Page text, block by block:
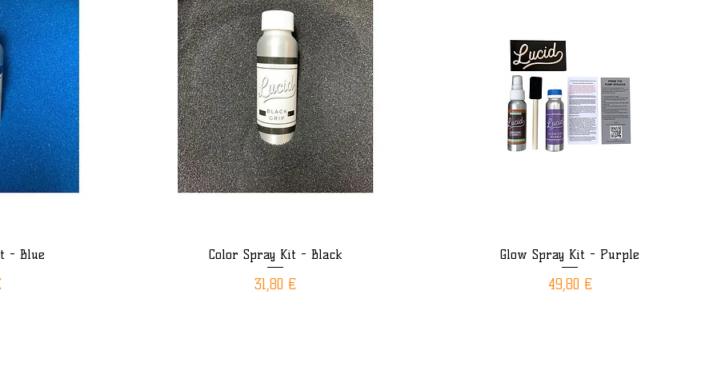
- Blue Aperçu rapide
Color Spray Kit - Black
Prix
31,80 €
Aperçu rapide
Glow Spray Kit - Purple
Prix
49,80 €